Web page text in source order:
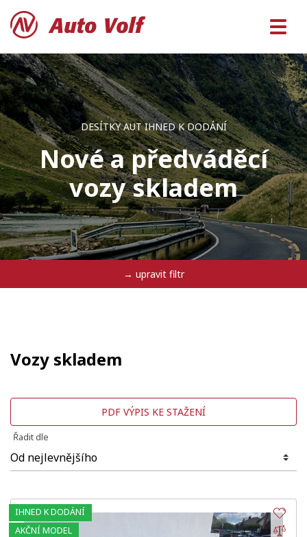
DESÍTKY AUT IHNED K DODÁNÍ
Nové a předváděcí
vozy skladem
→ upravit filtr
Vozy skladem
PDF VÝPIS KE STAŽENÍ
Řadit dle
IHNED K DODÁNÍ
AKČNÍ MODEL